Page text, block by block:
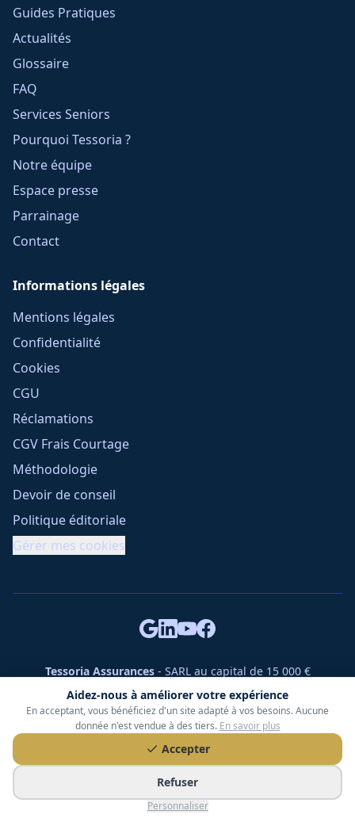
Aidez-nous à améliorer votre expérience
En acceptant, vous bénéficiez d'un site adapté à vos besoins. Aucune
donnée n'est vendue à des tiers. En savoir plus
Accepter
Refuser
Personnaliser
Guides Pratiques
Actualités
Glossaire
FAQ
Services Seniors
Pourquoi Tessoria ?
Notre équipe
Espace presse
Parrainage
Contact
Informations légales
Mentions légales
Confidentialité
Cookies
CGU
Réclamations
CGV Frais Courtage
Méthodologie
Devoir de conseil
Politique éditoriale
Gérer mes cookies
Tessoria Assurances- SARL au capital de 15 000 €
ORIAS n° 25007309 - RCS 990 206 179 - Membre du réseau
360 Courtage
RC Pro : Klarity - Contrat n° CCOUK000785
49 chemin des Gardettes Sine, 06570 Saint-Paul-de-Vence
© Tessoria Assurances. Tous droits réservés.